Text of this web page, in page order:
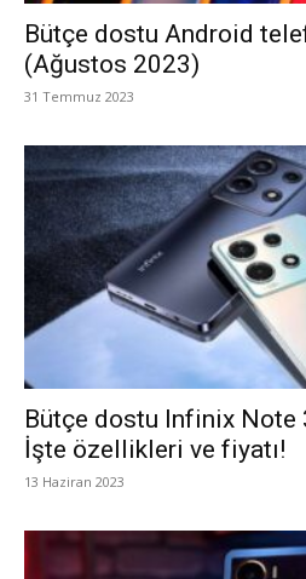
Bütçe dostu Android
(Ağustos 2023)
31 Temmuz 2023
Bütçe dostu Infinix Note
İşte özellikleri ve fiyatı!
13 Haziran 2023